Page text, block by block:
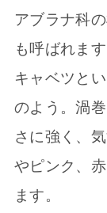
アブラナ科
も呼ばれま
キャベツと
のよう。渦
さに強く、
やピンク、
ます。